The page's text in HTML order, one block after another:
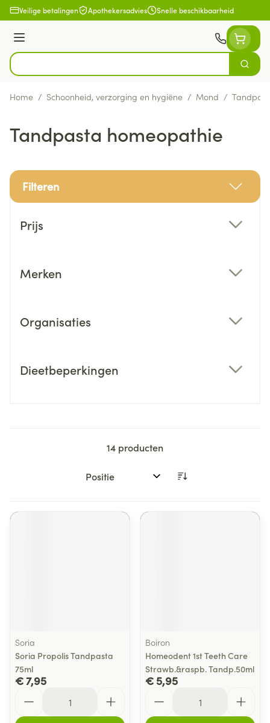
Ga naar de inhoud
Veilige betalingen Apothekersadvies Snelle beschikbaarheid
Menu
Product, merk, categorie...
Zoek
Home / Schoonheid, verzorging en hygiëne / Mond /
Tandpasta homeopathie
Filteren
Prijs
Merken
Organisaties
Dieetbeperkingen
14 producten
Sorteer op:
Soria
Soria Propolis Tandpasta
75ml
€ 7,95
Boiron
Homeodent 1st Teeth Care
Strawb.&raspb. Tandp.50ml
€ 5,95